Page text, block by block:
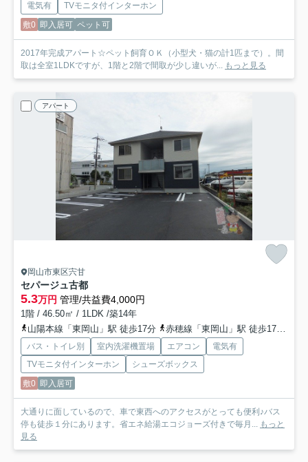
電気有
TVモニタ付インターホン
敷0 即入居可 ペット可
2017年完成アパート☆ペット飼育ＯＫ（小型犬・猫の計1匹まで）。間
取は全室1LDKですが、1階と2階で間取が少し違いが... もっと見る
アパート
岡山市東区宍甘
セパージュ古都
5.3万円 管理/共益費4,000円
1階 / 46.50㎡ / 1LDK /築14年
山陽本線「東岡山」駅 徒歩17分
赤穂線「東岡山」駅 徒歩17分
バス・トイレ別 室内洗濯機置場 エアコン
電気有
TVモニタ付インターホン
シューズボックス
敷0 即入居可
大通りに面しているので、車で東西へのアクセスがとっても便利♪バス
停も徒歩１分にあります。省エネ給湯エコジョーズ付きで毎月... もっと
見る